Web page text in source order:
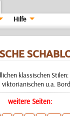
Hilfe
klassischen Stilen:
u.a.
weitere Seiten: